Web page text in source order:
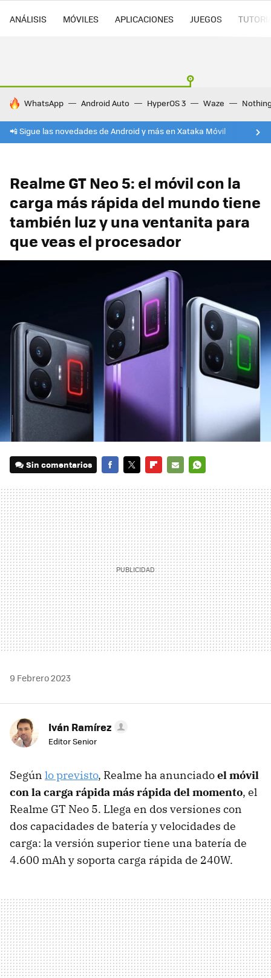
ANÁLISIS MÓVILES APLICACIONES JUEGOS
HOY SE HABLA DE
WhatsApp Android Auto HyperOS 3 Waze
📲 Sigue las novedades de Android y más en Xataka Móvil
Realme GT Neo 5: el móvil con la
carga más rápida del mundo tiene
también luz y una ventanita para
que veas el procesador
Sin comentarios
MAIL
9 Febrero 2023
Iván Ramírez
Editor Senior
Según lo previsto, Realme ha anunciadoel móvil
con la carga rápida más rápida del momento, el
Realme GT Neo 5. Llega en dos versiones con
dos capacidades de batería y velocidades de
carga: la versión superior tiene una batería de
4.600 mAh y soporta carga rápida de 240W.